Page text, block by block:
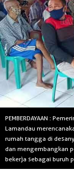
PEMBERDAYAAN :
Lamandau
rumah tangga di
dan mengembangkan
bekerja sebagai buruh